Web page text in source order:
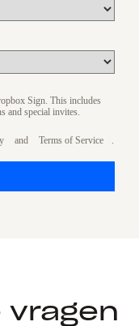
Sign. This includes
and special invites.
and Terms of Service
vragen